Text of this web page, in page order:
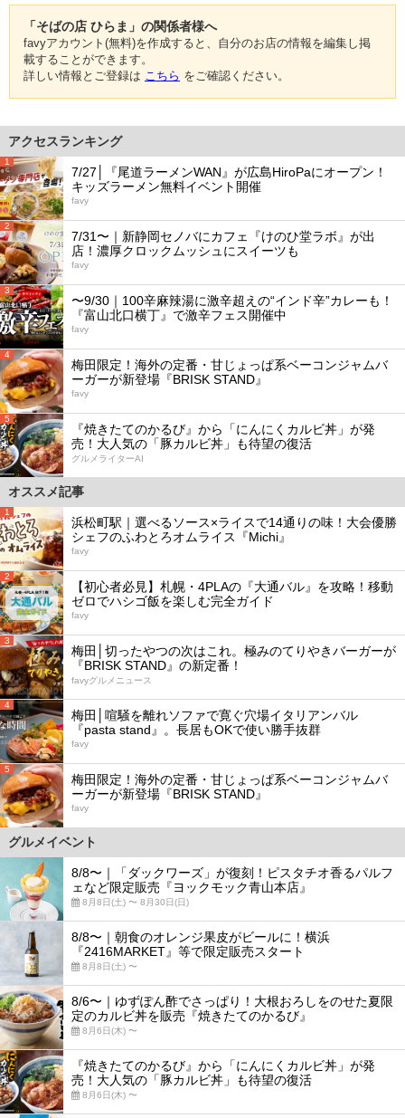
「そばの店 ひらま」の関係者様へ
favyアカウント(無料)を作成すると、自分のお店の情報を編集し掲
載することができます。
詳しい情報とご登録は こちら をご確認ください。
アクセスランキング
1
7/27│『尾道ラーメンWAN』が広島HiroPaにオープン！
キッズラーメン無料イベント開催
favy
2
7/31〜｜新静岡セノバにカフェ『けのひ堂ラボ』が出
店！濃厚クロックムッシュにスイーツも
favy
3
〜9/30｜100辛麻辣湯に激辛超えの“インド辛”カレーも！
『富山北口横丁』で激辛フェス開催中
favy
4
梅田限定！海外の定番・甘じょっぱ系ベーコンジャムバ
ーガーが新登場『BRISK STAND』
favy
5
『焼きたてのかるび』から「にんにくカルビ丼」が発
売！大人気の「豚カルビ丼」も待望の復活
グルメライターAI
オススメ記事
1
浜松町駅｜選べるソース×ライスで14通りの味！大会優勝
シェフのふわとろオムライス『Michi』
favy
2
【初心者必見】札幌・4PLAの『大通バル』を攻略！移動
ゼロでハシゴ飯を楽しむ完全ガイド
favy
3
梅田│切ったやつの次はこれ。極みのてりやきバーガーが
『BRISK STAND』の新定番！
favyグルメニュース
4
梅田│喧騒を離れソファで寛ぐ穴場イタリアンバル
『pasta stand』。長居もOKで使い勝手抜群
favy
5
梅田限定！海外の定番・甘じょっぱ系ベーコンジャムバ
ーガーが新登場『BRISK STAND』
favy
グルメイベント
8/8〜｜「ダックワーズ」が復刻！ピスタチオ香るパルフ
ェなど限定販売『ヨックモック青山本店』
8月8日(土) 〜 8月30日(日)
8/8〜｜朝食のオレンジ果皮がビールに！横浜
『2416MARKET』等で限定販売スタート
8月8日(土) 〜
8/6〜｜ゆずぽん酢でさっぱり！大根おろしをのせた夏限
定のカルビ丼を販売『焼きたてのかるび』
8月6日(木) 〜
『焼きたてのかるび』から「にんにくカルビ丼」が発
売！大人気の「豚カルビ丼」も待望の復活
8月6日(木) 〜